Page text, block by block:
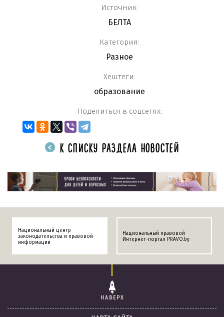
Источник:
БЕЛТА
Категория:
Разное
Хештеги:
образование
Поделиться в соцсетях:
К СПИСКУ РАЗДЕЛА НОВОСТЕЙ
Национальный центр
законодательства и правовой
информации
Национальный правовой
Интернет-портал PRAVO.by
НАВЕРХ